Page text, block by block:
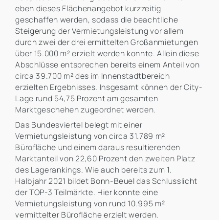
eben dieses Flächenangebot kurzzeitig
geschaffen werden, sodass die beachtliche
Steigerung der Vermietungsleistung vor allem
durch zwei der drei ermittelten Großanmietungen
über 15.000 m² erzielt werden konnte. Allein diese
Abschlüsse entsprechen bereits einem Anteil von
circa 39.700 m² des im Innenstadtbereich
erzielten Ergebnisses. Insgesamt können der City-
Lage rund 54,75 Prozent am gesamten
Marktgeschehen zugeordnet werden.
Das Bundesviertel belegt mit einer
Vermietungsleistung von circa 31.789 m²
Bürofläche und einem daraus resultierenden
Marktanteil von 22,60 Prozent den zweiten Platz
des Lagerankings. Wie auch bereits zum 1.
Halbjahr 2021 bildet Bonn-Beuel das Schlusslicht
der TOP-3 Teilmärkte. Hier konnte eine
Vermietungsleistung von rund 10.995 m²
vermittelter Bürofläche erzielt werden.